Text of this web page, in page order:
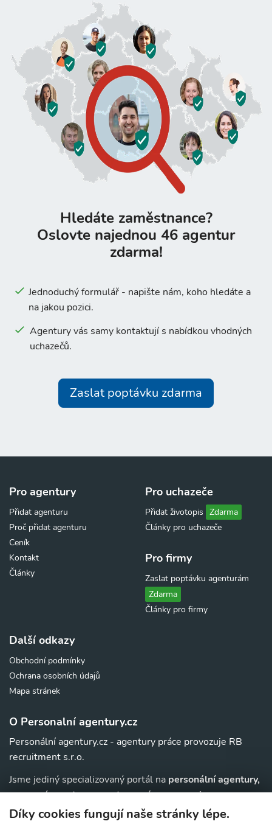
Díky cookies fungují naše stránky lépe.
Hledáte zaměstnance?
Oslovte najednou 46 agentur
zdarma!
Jednoduchý formulář - napište nám, koho hledáte a
na jakou pozici.
Agentury vás samy kontaktují s nabídkou vhodných
uchazečů.
Zaslat poptávku zdarma
Pro agentury
Přidat agenturu
Proč přidat agenturu
Ceník
Kontakt
Články
Pro uchazeče
Přidat životopis Zdarma
Články pro uchazeče
Pro firmy
Zaslat poptávku agenturám
Zdarma
Články pro firmy
Další odkazy
Obchodní podmínky
Ochrana osobních údajů
Mapa stránek
O Personalní agentury.cz
Personální agentury.cz - agentury práce provozuje RB
recruitment s.r.o.
Jsme jediný specializovaný portál na personální agentury,
pracovní agentury, agentury práce a au-pairagentury v
ČR. Navíc u nás najdete jednoduchý přehled agentur,